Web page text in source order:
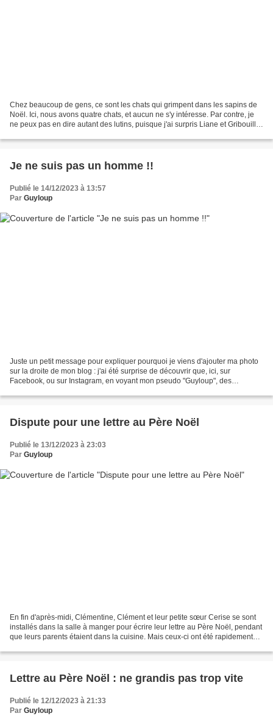
Chez beaucoup de gens, ce sont les chats qui grimpent dans les sapins de
Noël. Ici, nous avons quatre chats, et aucun ne s'y intéresse. Par contre, je
ne peux pas en dire autant des lutins, puisque j'ai surpris Liane et Gribouille
Je ne suis pas un homme !!
Publié le 14/12/2023 à 13:57
Par Guyloup
Juste un petit message pour expliquer pourquoi je viens d'ajouter ma photo
sur la droite de mon blog : j'ai été surprise de découvrir que, ici, sur
Facebook, ou sur Instagram, en voyant mon pseudo "Guyloup", des
Dispute pour une lettre au Père Noël
Publié le 13/12/2023 à 23:03
Par Guyloup
En fin d'après-midi, Clémentine, Clément et leur petite sœur Cerise se sont
installés dans la salle à manger pour écrire leur lettre au Père Noël, pendant
que leurs parents étaient dans la cuisine. Mais ceux-ci ont été rapidement
Lettre au Père Noël : ne grandis pas trop vite
Publié le 12/12/2023 à 21:33
Par Guyloup